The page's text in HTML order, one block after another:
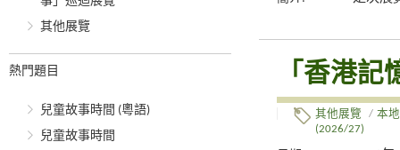
其他展覽
熱門題目
兒童故事時間 (粵語)
兒童故事時間
「香港記
其他展覽 / 本
(2026/27)